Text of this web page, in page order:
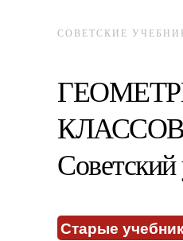
СОВЕТСКИЕ
КЛАССОВ
Старые